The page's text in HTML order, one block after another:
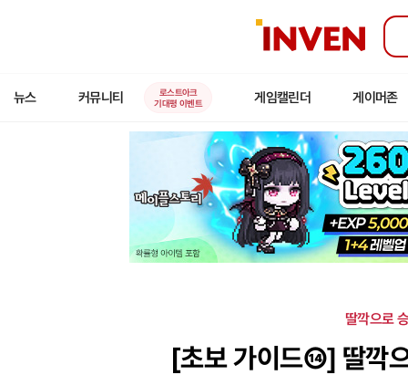
인
뉴스 커뮤니티
로스트아크
기대평 이벤트
게임캘린더 게이머존
[초보 가이드⑭] 딸깍
딸깍으로